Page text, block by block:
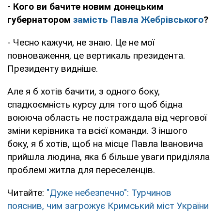
- Кого ви бачите новим донецьким
губернатором замість Павла Жебрівського?
- Чесно кажучи, не знаю. Це не мої
повноваження, це вертикаль президента.
Президенту видніше.
Але я б хотів бачити, з одного боку,
спадкоємність курсу для того щоб бідна
воююча область не постраждала від чергової
зміни керівника та всієї команди. З іншого
боку, я б хотів, щоб на місце Павла Івановича
прийшла людина, яка б більше уваги приділяла
проблемі житла для переселенців.
Читайте: "Дуже небезпечно": Турчинов
пояснив, чим загрожує Кримський міст України